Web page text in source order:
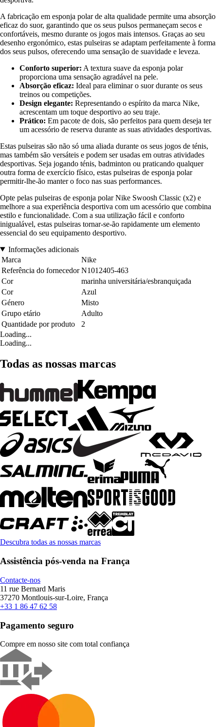
A fabricação em esponja polar de alta qualidade permite uma absorção
eficaz do suor, garantindo que os seus pulsos permaneçam secos e
confortáveis, mesmo durante os jogos mais intensos. Graças ao seu
desenho ergonómico, estas pulseiras se adaptam perfeitamente à forma
dos seus pulsos, oferecendo uma sensação de suavidade e leveza.
Conforto superior: A textura suave da esponja polar
proporciona uma sensação agradável na pele.
Absorção eficaz: Ideal para eliminar o suor durante os seus
treinos ou competições.
Design elegante: Representando o espírito da marca Nike,
acrescentam um toque desportivo ao seu traje.
Prático: Em pacote de dois, são perfeitos para quem deseja ter
um acessório de reserva durante as suas atividades desportivas.
Estas pulseiras são não só uma aliada durante os seus jogos de ténis,
mas também são versáteis e podem ser usadas em outras atividades
desportivas. Seja jogando ténis, badminton ou praticando qualquer
outra forma de exercício físico, estas pulseiras de esponja polar
permitir-lhe-ão manter o foco nas suas performances.
Opte pelas pulseiras de esponja polar Nike Swoosh Classic (x2) e
melhore a sua experiência desportiva com um acessório que combina
estilo e funcionalidade. Com a sua utilização fácil e conforto
inigualável, estas pulseiras tornar-se-ão rapidamente um elemento
essencial do seu equipamento desportivo.
Informações adicionais
Marca
Nike
Referência do fornecedor N1012405-463
Cor
marinha universitária/esbranquiçada
Cor
Azul
Género
Misto
Grupo etário
Adulto
Quantidade por produto
2
Loading...
Loading...
Todas as nossas marcas
Descubra todas as nossas marcas
Assistência pós-venda na França
Contacte-nos
11 rue Bernard Maris
37270 Montlouis-sur-Loire, França
+33 1 86 47 62 58
Pagamento seguro
Compre em nosso site com total confiança